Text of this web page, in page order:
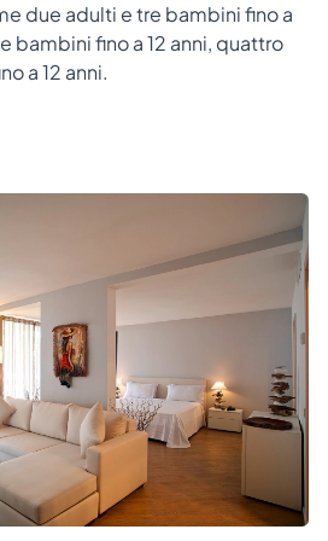
due adulti e tre bambini fino a
bambini fino a 12 anni, quattro
a 12 anni.